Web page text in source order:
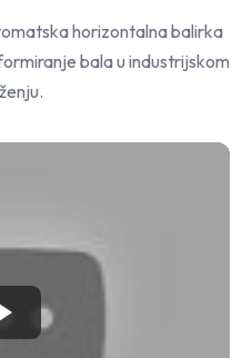
horizontalna balirka
bala u industrijskom